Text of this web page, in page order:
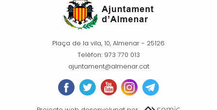
Plaça de la vila, 10, Almenar - 25126
Telèfon: 973 770 013
ajuntament@almenar.cat